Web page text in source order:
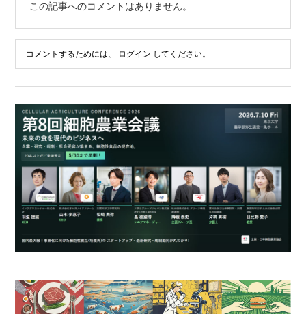
この記事へのコメントはありません。
コメントするためには、 ログイン してください。